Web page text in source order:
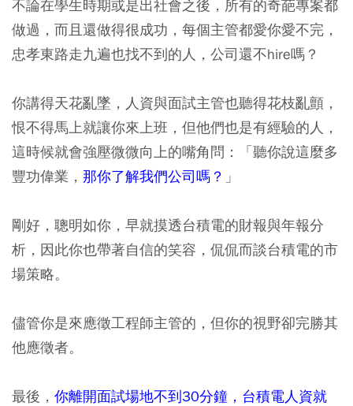
不論在學生時期或是出社會之後，所有的奇葩專案都
做過，而且還做得很成功，每個主管都愛你愛不完，
忠孝東路走九遍也找不到的人，公司還不hire嗎？
你講得天花亂墜，人資與面試主管也聽得花枝亂顫，
恨不得馬上就讓你來上班，但他們也是有經驗的人，
這時候就會強壓微微向上的嘴角問：「聽你說這麼多
豐功偉業， 那你了解我們公司嗎？ 」
剛好，聰明如你， 早就摸透台積電的財報與年報分
析，因此你也帶著自信的笑容，侃侃而談台積電的市
場策略。
儘管你是來應徵工程師主管的，但你的視野卻完勝其
他應徵者。
最後， 你離開面試場地不到30分鐘，台積電人資就